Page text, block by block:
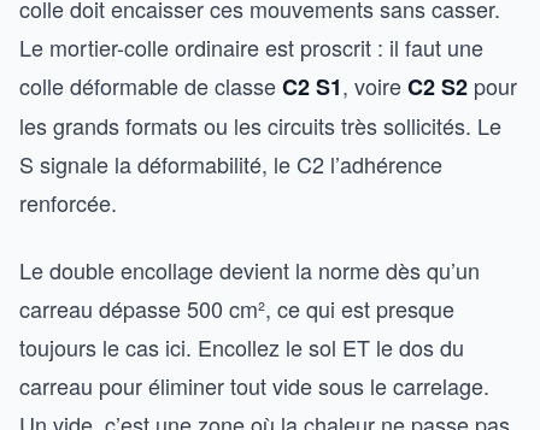
colle doit encaisser ces mouvements sans casser.
Le mortier-colle ordinaire est proscrit : il faut une
colle déformable de classeC2 S1, voireC2 S2 pour
les grands formats ou les circuits très sollicités. Le
S signale la déformabilité, le C2 l’adhérence
renforcée.
Le double encollage devient la norme dès qu’un
carreau dépasse 500 cm², ce qui est presque
toujours le cas ici. Encollez le sol ET le dos du
carreau pour éliminer tout vide sous le carrelage.